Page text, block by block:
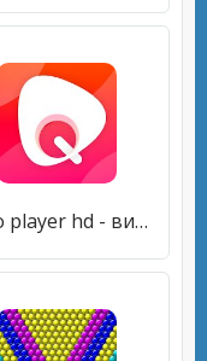
video player hd - видеоплеер всех форматов